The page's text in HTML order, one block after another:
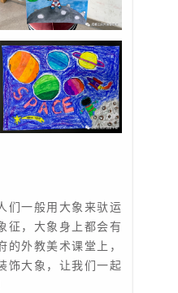
们一般用大象来驮运
征，大象身上都会有
的外教美术课堂上，
饰大象，让我们一起